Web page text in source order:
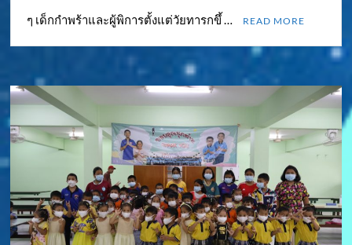
ๆ เด็กกำพร้าและผู้พิการตั้งแต่วัยทารกขึ้ …
READ MORE